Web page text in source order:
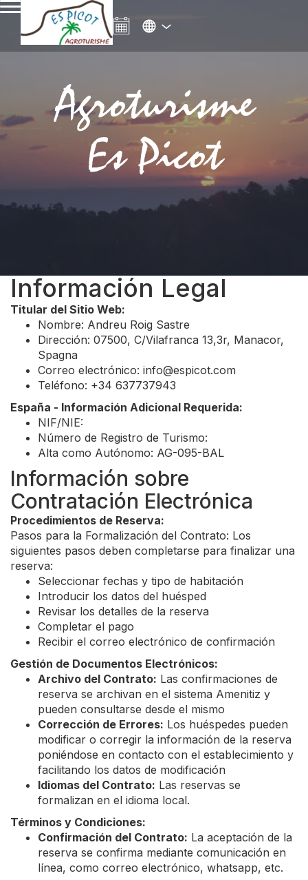
Agroturisme
Es Picot
Información Legal
Titular del Sitio Web:
Nombre: Andreu Roig Sastre
Dirección: 07500, C/Vilafranca 13,3r, Manacor,
Spagna
Correo electrónico: info@espicot.com
Teléfono: +34 637737943
España - Información Adicional Requerida:
NIF/NIE:
Número de Registro de Turismo:
Alta como Autónomo: AG-095-BAL
Información sobre
Contratación Electrónica
Procedimientos de Reserva:
Pasos para la Formalización del Contrato: Los
siguientes pasos deben completarse para finalizar una
reserva:
Seleccionar fechas y tipo de habitación
Introducir los datos del huésped
Revisar los detalles de la reserva
Completar el pago
Recibir el correo electrónico de confirmación
Gestión de Documentos Electrónicos:
Archivo del Contrato: Las confirmaciones de
reserva se archivan en el sistema Amenitiz y
pueden consultarse desde el mismo
Corrección de Errores: Los huéspedes pueden
modificar o corregir la información de la reserva
poniéndose en contacto con el establecimiento y
facilitando los datos de modificación
Idiomas del Contrato: Las reservas se
formalizan en el idioma local.
Términos y Condiciones:
Confirmación del Contrato: La aceptación de la
reserva se confirma mediante comunicación en
línea, como correo electrónico, whatsapp, etc.